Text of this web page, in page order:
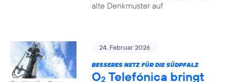
alte Denkmuster auf
24. Februar 2026
BESSERES NETZ FÜR DIE SÜDPFALZ
O2 Telefónica bringt